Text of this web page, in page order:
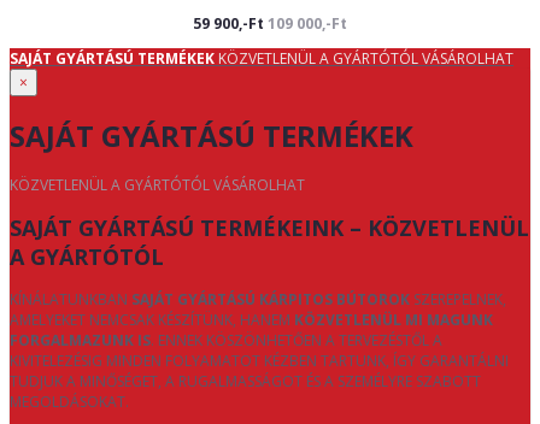
59 900,-Ft 109 000,-Ft
SAJÁT GYÁRTÁSÚ TERMÉKEK KÖZVETLENÜL A GYÁRTÓTÓL VÁSÁROLHAT
×
SAJÁT GYÁRTÁSÚ TERMÉKEK
KÖZVETLENÜL A GYÁRTÓTÓL VÁSÁROLHAT
SAJÁT GYÁRTÁSÚ TERMÉKEINK – KÖZVETLENÜL
A GYÁRTÓTÓL
KÍNÁLATUNKBAN SAJÁT GYÁRTÁSÚ KÁRPITOS BÚTOROK SZEREPELNEK,
AMELYEKET NEMCSAK KÉSZÍTÜNK, HANEM KÖZVETLENÜL MI MAGUNK
FORGALMAZUNK IS. ENNEK KÖSZÖNHETŐEN A TERVEZÉSTŐL A
KIVITELEZÉSIG MINDEN FOLYAMATOT KÉZBEN TARTUNK, ÍGY GARANTÁLNI
TUDJUK A MINŐSÉGET, A RUGALMASSÁGOT ÉS A SZEMÉLYRE SZABOTT
MEGOLDÁSOKAT.